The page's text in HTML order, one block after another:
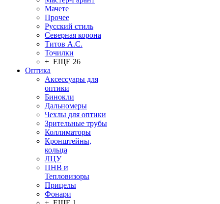
Мачете
Прочее
Русский стиль
Северная корона
Титов А.С.
Точилки
+ ЕЩЕ 26
Оптика
Аксессуары для
оптики
Бинокли
Дальномеры
Чехлы для оптики
Зрительные трубы
Коллиматоры
Кронштейны,
кольца
ЛЦУ
ПНВ и
Тепловизоры
Прицелы
Фонари